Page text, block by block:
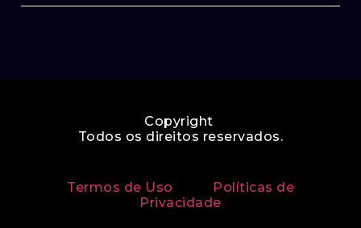
Copyright
Todos os direitos reservados.
Termos de Uso
Políticas de
Privacidade